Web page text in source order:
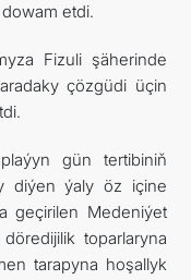
etdi.
Fizuli şäherinde
çözgüdi üçin
gün tertibiniň
diýen ýaly öz içine
geçirilen Medeniýet
toparlaryna
tarapyna hoşallyk